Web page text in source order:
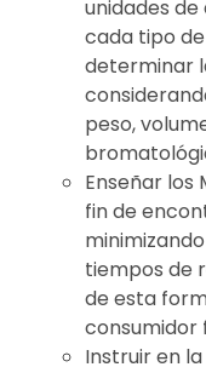
unidades
cada tipo
determinar
peso,
Enseñar los
fin de
tiempos de
de esta
consumidor
Instruir en